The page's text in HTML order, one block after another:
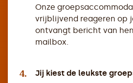
Onze
vrijblijvend reageren op
ontvangt bericht van
mailbox.
4.
Jij kiest de leukste